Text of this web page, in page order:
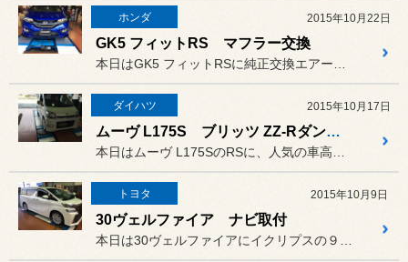
ホンダ 2015年10月22日
GK5 フィットRS マフラー交換
ダイハツ 2015年10月17日
ムーヴ L175S ブリッツ ZZ-Rダンパー
トヨタ 2015年10月9日
30ヴェルファイア ナビ取付